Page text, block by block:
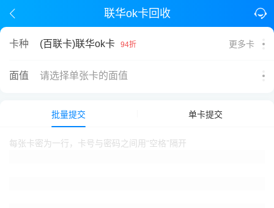
联华ok卡回收
卡种 (百联卡)联华ok卡 94折 更多卡
面值 请选择单张卡的面值
批量提交 单卡提交